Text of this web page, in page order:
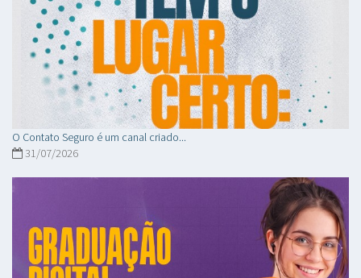
O Contato Seguro é um canal criado...
31/07/2026